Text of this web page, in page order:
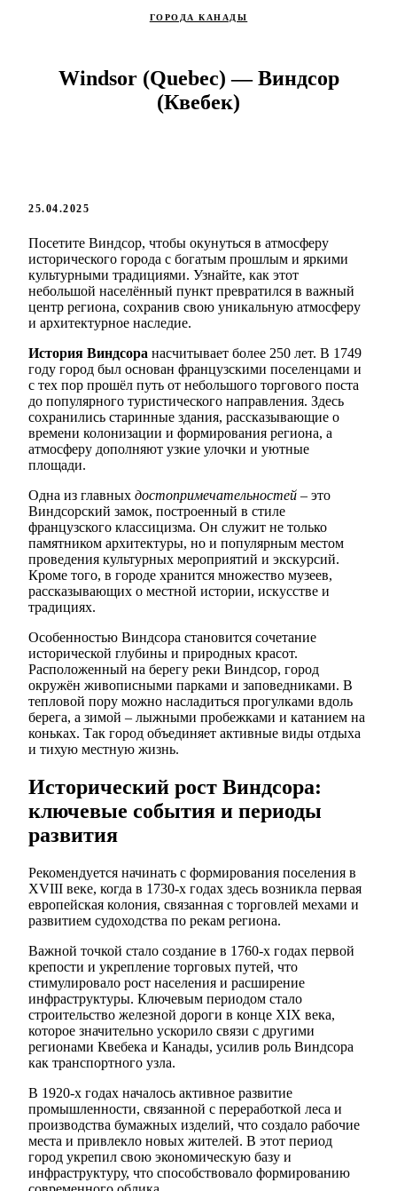
ГОРОДА КАНАДЫ
Windsor (Quebec) — Виндсор
(Квебек)
25.04.2025
Посетите Виндсор, чтобы окунуться в атмосферу
исторического города с богатым прошлым и яркими
культурными традициями. Узнайте, как этот
небольшой населённый пункт превратился в важный
центр региона, сохранив свою уникальную атмосферу
и архитектурное наследие.
История Виндсора насчитывает более 250 лет. В 1749
году город был основан французскими поселенцами и
с тех пор прошёл путь от небольшого торгового поста
до популярного туристического направления. Здесь
сохранились старинные здания, рассказывающие о
времени колонизации и формирования региона, а
атмосферу дополняют узкие улочки и уютные
площади.
Одна из главных достопримечательностей – это
Виндсорский замок, построенный в стиле
французского классицизма. Он служит не только
памятником архитектуры, но и популярным местом
проведения культурных мероприятий и экскурсий.
Кроме того, в городе хранится множество музеев,
рассказывающих о местной истории, искусстве и
традициях.
Особенностью Виндсора становится сочетание
исторической глубины и природных красот.
Расположенный на берегу реки Виндсор, город
окружён живописными парками и заповедниками. В
тепловой пору можно насладиться прогулками вдоль
берега, а зимой – лыжными пробежками и катанием на
коньках. Так город объединяет активные виды отдыха
и тихую местную жизнь.
Исторический рост Виндсора:
ключевые события и периоды
развития
Рекомендуется начинать с формирования поселения в
XVIII веке, когда в 1730-х годах здесь возникла первая
европейская колония, связанная с торговлей мехами и
развитием судоходства по рекам региона.
Важной точкой стало создание в 1760-х годах первой
крепости и укрепление торговых путей, что
стимулировало рост населения и расширение
инфраструктуры. Ключевым периодом стало
строительство железной дороги в конце XIX века,
которое значительно ускорило связи с другими
регионами Квебека и Канады, усилив роль Виндсора
как транспортного узла.
В 1920-х годах началось активное развитие
промышленности, связанной с переработкой леса и
производства бумажных изделий, что создало рабочие
места и привлекло новых жителей. В этот период
город укрепил свою экономическую базу и
инфраструктуру, что способствовало формированию